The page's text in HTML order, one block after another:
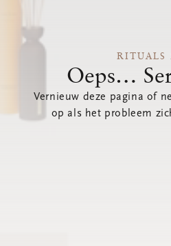
RITUALS
Oeps…
Vernieuw deze pagina of
op als het probleem